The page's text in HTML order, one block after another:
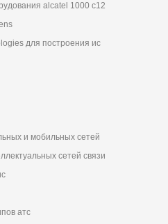
alcatel 1000 с12
для построения ис
и мобильных сетей
сетей связи
атс